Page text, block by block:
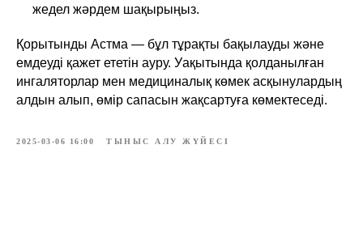
жедел жәрдем шақырыңыз.
Қорытынды Астма — бұл тұрақты бақылауды және
емдеуді қажет ететін ауру. Уақытында қолданылған
ингаляторлар мен медициналық көмек асқынулардың
алдын алып, өмір сапасын жақсартуға көмектеседі.
2025-03-06 16:00 ТЫНЫС АЛУ ЖҮЙЕСІ